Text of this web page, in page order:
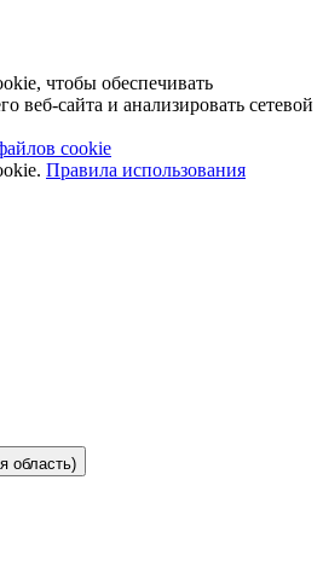
чтобы обеспечивать
веб-сайта и анализировать сетевой
cookie
Правила использования
область)